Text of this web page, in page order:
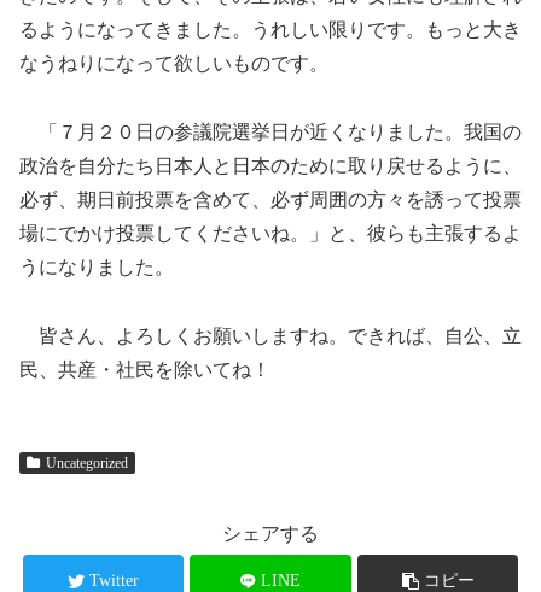
るようになってきました。うれしい限りです。もっと大き
なうねりになって欲しいものです。
「７月２０日の参議院選挙日が近くなりました。我国の
政治を自分たち日本人と日本のために取り戻せるように、
必ず、期日前投票を含めて、必ず周囲の方々を誘って投票
場にでかけ投票してくださいね。」と、彼らも主張するよ
うになりました。
皆さん、よろしくお願いしますね。できれば、自公、立
民、共産・社民を除いてね！
Uncategorized
シェアする
Twitter LINE コピー